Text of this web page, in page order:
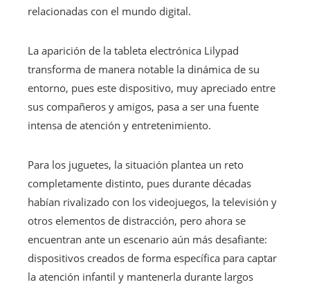
relacionadas con el mundo digital.
La aparición de la tableta electrónica Lilypad
transforma de manera notable la dinámica de su
entorno, pues este dispositivo, muy apreciado entre
sus compañeros y amigos, pasa a ser una fuente
intensa de atención y entretenimiento.
Para los juguetes, la situación plantea un reto
completamente distinto, pues durante décadas
habían rivalizado con los videojuegos, la televisión y
otros elementos de distracción, pero ahora se
encuentran ante un escenario aún más desafiante:
dispositivos creados de forma específica para captar
la atención infantil y mantenerla durante largos